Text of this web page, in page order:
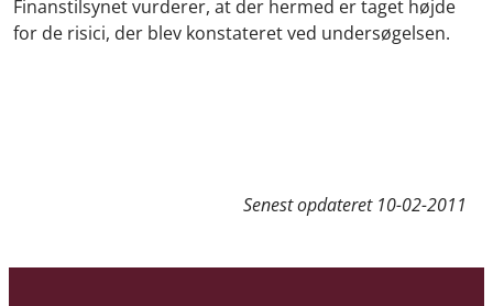
Finanstilsynet vurderer, at der hermed er taget højde
for de risici, der blev konstateret ved undersøgelsen.
Senest opdateret 10-02-2011